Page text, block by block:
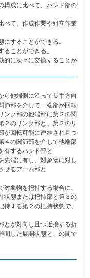
構成に比べて、ハンド部の
べて、作成作業や組立作業
することができる。
ことができる。
的に次々に交換することが
ら他端側に沿って長手方向
節部を介して一端部が回転
ンク部の他端部に第２の関
２のリンク部と、第２のリ
が回転可能に連結され且つ
４の関節部を介して他端部
有するハンド部と
先端に有し、対象物に対し
せるアーム部と
象物を把持する場合に、
状態または把持部と第３の
する第２の把持状態で、
とが対向し且つ近接する折
間した展開状態と、の間で